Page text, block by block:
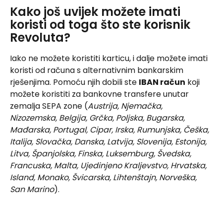
Kako još uvijek možete imati
koristi od toga što ste korisnik
Revoluta?
Iako ne možete koristiti karticu, i dalje možete imati
koristi od računa s alternativnim bankarskim
rješenjima. Pomoću njih dobili ste IBAN račun koji
možete koristiti za bankovne transfere unutar
zemalja SEPA zone (Austrija, Njemačka,
Nizozemska, Belgija, Grčka, Poljska, Bugarska,
Mađarska, Portugal, Cipar, Irska, Rumunjska, Češka,
Italija, Slovačka, Danska, Latvija, Slovenija, Estonija,
Litva, Španjolska, Finska, Luksemburg, Švedska,
Francuska, Malta, Ujedinjeno Kraljevstvo, Hrvatska,
Island, Monako, Švicarska, Lihtenštajn, Norveška,
San Marino).